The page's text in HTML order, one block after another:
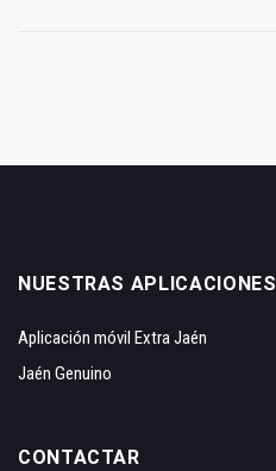
NUESTRAS APLICACIONES
Aplicación móvil Extra Jaén
Jaén Genuino
CONTACTAR